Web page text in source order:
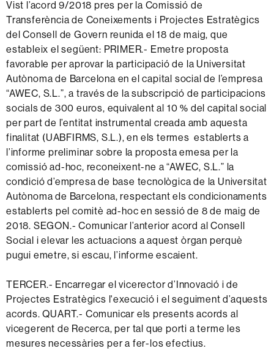
Vist l’acord 9/2018 pres per la Comissió de
Transferència de Coneixements i Projectes Estratègics
del Consell de Govern reunida el 18 de maig, que
estableix el següent: PRIMER.- Emetre proposta
favorable per aprovar la participació de la Universitat
Autònoma de Barcelona en el capital social de l’empresa
“AWEC, S.L.”, a través de la subscripció de participacions
socials de 300 euros, equivalent al 10 % del capital social
per part de l’entitat instrumental creada amb aquesta
finalitat (UABFIRMS, S.L.), en els termes establerts a
l’informe preliminar sobre la proposta emesa per la
comissió ad-hoc, reconeixent-ne a “AWEC, S.L.” la
condició d’empresa de base tecnològica de la Universitat
Autònoma de Barcelona, respectant els condicionaments
establerts pel comitè ad-hoc en sessió de 8 de maig de
2018. SEGON.- Comunicar l’anterior acord al Consell
Social i elevar les actuacions a aquest òrgan perquè
pugui emetre, si escau, l’informe escaient.
TERCER.- Encarregar el vicerector d’Innovació i de
Projectes Estratègics l'execució i el seguiment d’aquests
acords. QUART.- Comunicar els presents acords al
vicegerent de Recerca, per tal que porti a terme les
mesures necessàries per a fer-los efectius.